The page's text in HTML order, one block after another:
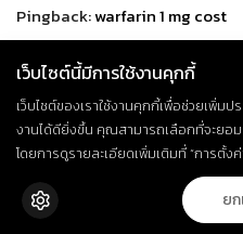
Pingback:warfarin 1 mg cost
Pingback:
rosuvastatin usa
Pingback:
divalproex tablets
Pingback: trazodone without
tolterodine 2mg
Pingback:
cheap
เว็บไซต์นี้มีการใช้งานคุกกี้
เว็บไซต์ของเราใช้งานคุกกี้เพื่อช่วยเพิ่ม
งานได้ดียิ่งขึ้น คุณสามารถเลือกที่จะยอ
โดยการดูรายละเอียดเพิ่มเติมที่ “การตั้ง
ย